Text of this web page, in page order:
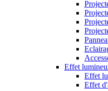
Effet
Effet
Effet